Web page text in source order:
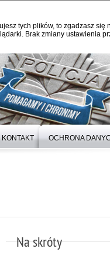
tych plików, to zgadzasz się
Brak zmiany ustawienia
KONTAKT OCHRONA
Na skróty